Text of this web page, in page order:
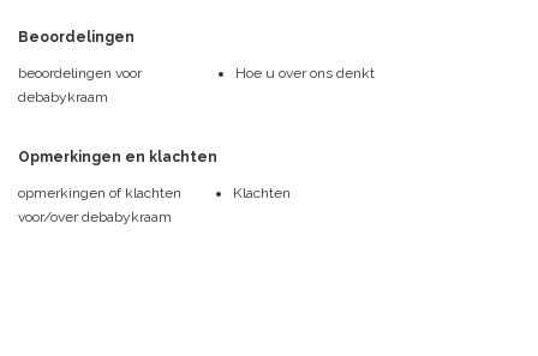
Beoordelingen
beoordelingen voor
debabykraam
Hoe u over ons denkt
Opmerkingen en klachten
opmerkingen of klachten
voor/over debabykraam
Klachten